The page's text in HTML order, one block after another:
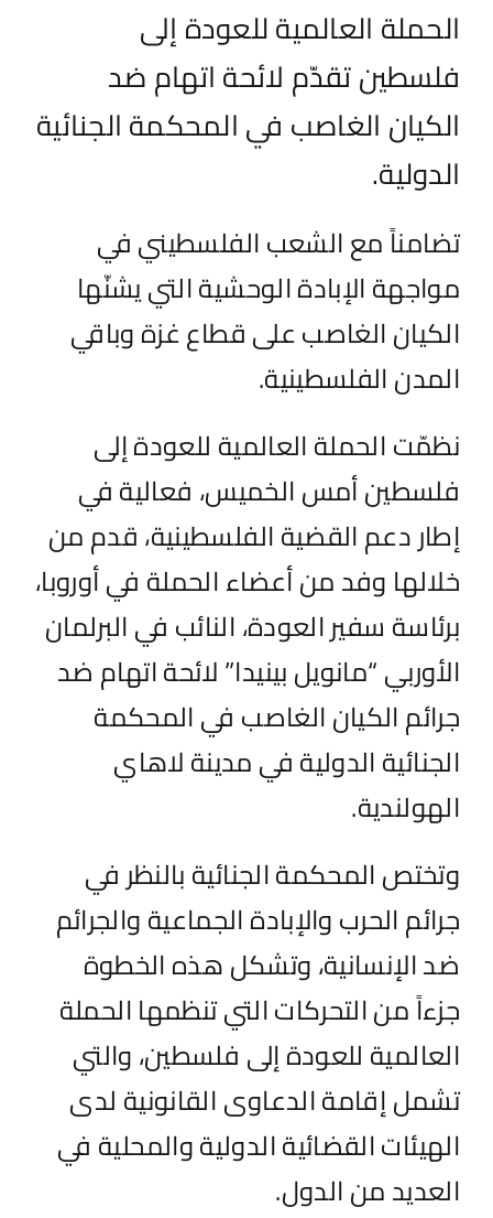
الحملة العالمية للعودة إلى
فلسطين تقدّم لائحة اتهام ضد
الكيان الغاصب في المحكمة الجنائية
الدولية.
تضامناً مع الشعب الفلسطيني في
مواجهة الإبادة الوحشية التي يشنّها
الكيان الغاصب على قطاع غزة وباقي
المدن الفلسطينية.
نظمّت الحملة العالمية للعودة إلى
فلسطين أمس الخميس، فعالية في
إطار دعم القضية الفلسطينية، قدم من
خلالها وفد من أعضاء الحملة في أوروبا،
برئاسة سفير العودة، النائب في البرلمان
الأوربي “مانويل بينيدا” لائحة اتهام ضد
جرائم الكيان الغاصب في المحكمة
الجنائية الدولية في مدينة لاهاي
الهولندية.
وتختص المحكمة الجنائية بالنظر في
جرائم الحرب والإبادة الجماعية والجرائم
ضد الإنسانية، وتشكل هذه الخطوة
جزءاً من التحركات التي تنظمها الحملة
العالمية للعودة إلى فلسطين، والتي
تشمل إقامة الدعاوى القانونية لدى
الهيئات القضائية الدولية والمحلية في
العديد من الدول.